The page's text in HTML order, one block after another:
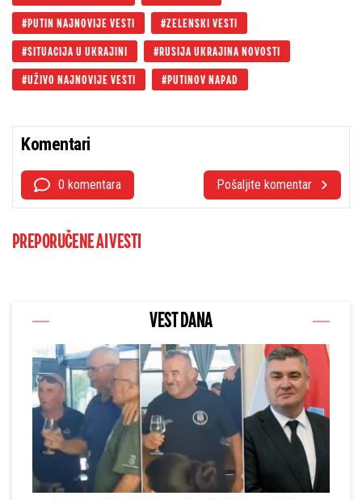
PUTIN NAJNOVIJE VESTI ZELENSKI VESTI
SITUACIJA U UKRAJINI RUSIJA UKRAJINA NOVOSTI
UŽIVO NAJNOVIJE VESTI PUTINOV NAPAD
Komentari
0 komentara Pošaljite komentar
PREPORUČENE AI VESTI
VEST DANA